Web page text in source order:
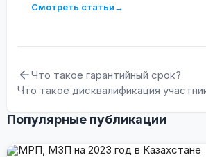
сложные технологические,
разработке контента для крупных IT-
закупок (включая проекты OMarket.kz,
ERP.ESEP).
Смотреть статьи→
Что такое гарантийный срок?
Что такое дисквалификация
Популярные публикации